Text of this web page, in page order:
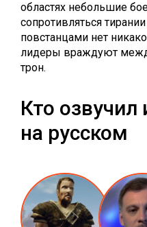
областях небольшие
сопротивляться
повстанцами нет
лидеры враждуют
трон.
Кто озвучил
на русском